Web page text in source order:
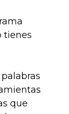
tienes
que